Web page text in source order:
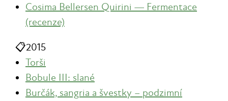
Cosima Bellersen Quirini — Fermentace
(recenze)
📋2015
Torši
Bobule III: slané
Burčák, sangria a švestky – podzimní